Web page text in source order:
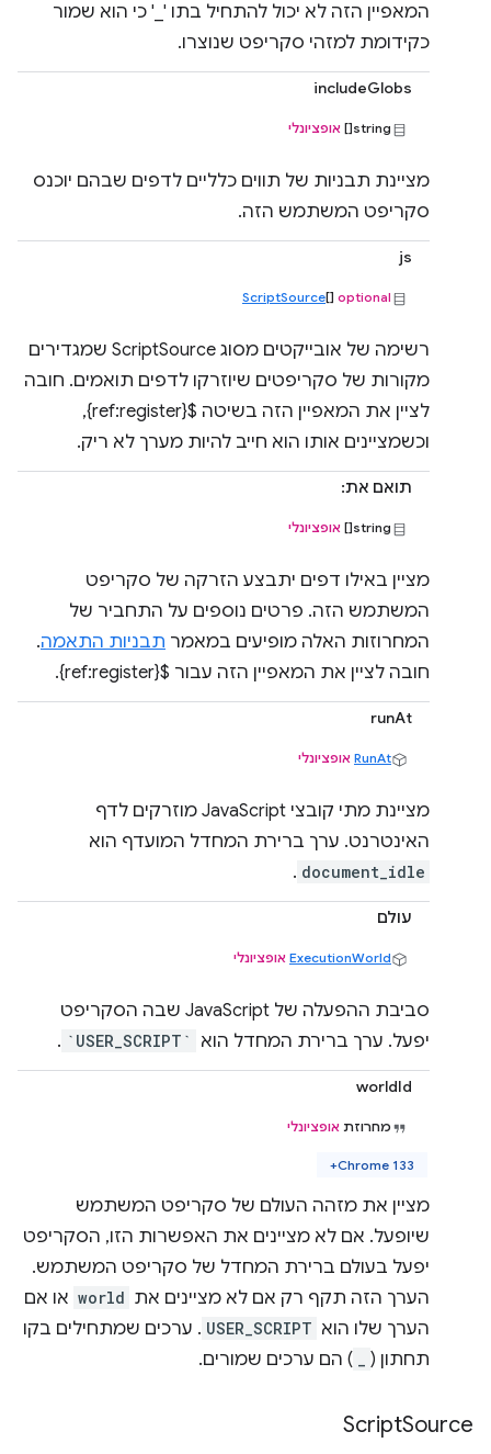
המאפיין הזה לא יכול להתחיל בתו '_' כי הוא שמור
כקידומת למזהי סקריפט שנוצרו.
includeGlobs
string[] אופציונלי
מציינת תבניות של תווים כלליים לדפים שבהם יוכנס
סקריפט המשתמש הזה.
js
ScriptSource[] optional
רשימה של אובייקטים מסוג ScriptSource שמגדירים
מקורות של סקריפטים שיוזרקו לדפים תואמים. חובה
לציין את המאפיין הזה בשיטה ${ref:register},
וכשמציינים אותו הוא חייב להיות מערך לא ריק.
תואם את:
string[] אופציונלי
מציין באילו דפים יתבצע הזרקה של סקריפט
המשתמש הזה. פרטים נוספים על התחביר של
המחרוזות האלה מופיעים במאמר תבניות התאמה.
חובה לציין את המאפיין הזה עבור ${ref:register}.
runAt
RunAt אופציונלי
מציינת מתי קובצי JavaScript מוזרקים לדף
האינטרנט. ערך ברירת המחדל המועדף הוא
document_idle
.
עולם
ExecutionWorld אופציונלי
סביבת ההפעלה של JavaScript שבה הסקריפט
יפעל. ערך ברירת המחדל הוא
`USER_SCRIPT`
.
worldId
מחרוזת אופציונלי
Chrome 133+
מציין את מזהה העולם של סקריפט המשתמש
שיופעל. אם לא מציינים את האפשרות הזו, הסקריפט
יפעל בעולם ברירת המחדל של סקריפט המשתמש.
הערך הזה תקף רק אם לא מציינים את world או אם
הערך שלו הוא USER_SCRIPT . ערכים שמתחילים בקו
תחתון (
) הם ערכים שמורים.
ScriptSource